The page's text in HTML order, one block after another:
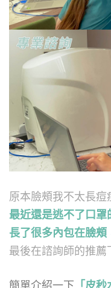
原本臉頰我不太長痘
最近還是逃不了口罩
長了很多內包在臉頰
最後在諮詢師的推薦